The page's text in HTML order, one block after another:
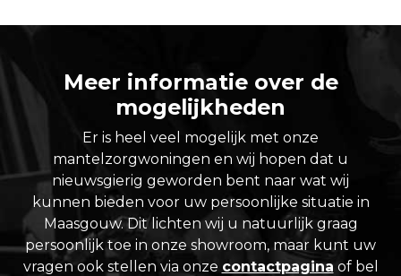
Meer informatie over de
mogelijkheden
Er is heel veel mogelijk met onze
mantelzorgwoningen en wij hopen dat u
nieuwsgierig geworden bent naar wat wij
kunnen bieden voor uw persoonlijke situatie in
Maasgouw. Dit lichten wij u natuurlijk graag
persoonlijk toe in onze showroom, maar kunt uw
vragen ook stellen via onze contactpagina of bel